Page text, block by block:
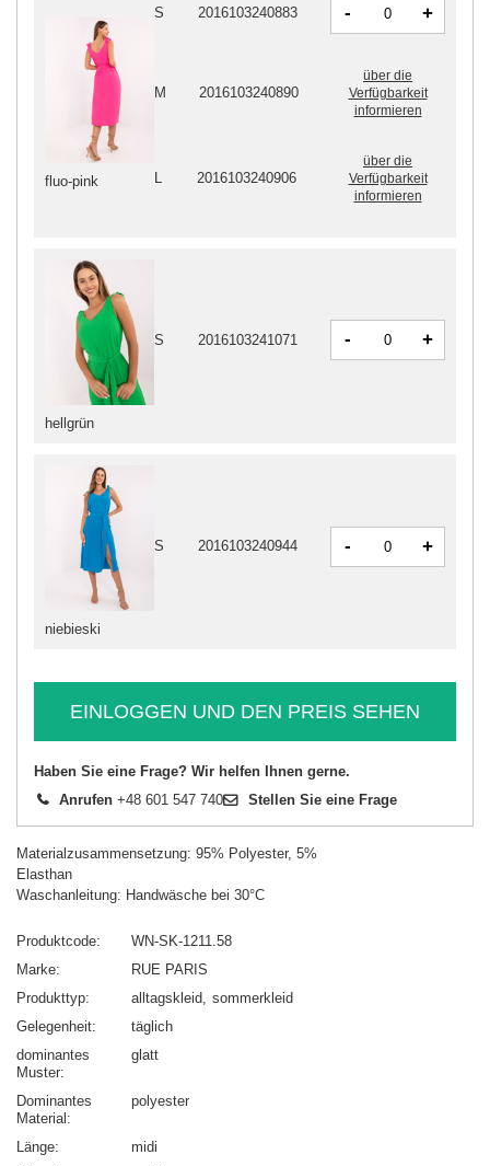
fluo-pink
S 2016103240883 - +
M 2016103240890
über die
Verfügbarkeit
informieren
2016103240906
über die
Verfügbarkeit
informieren
hellgrün
S 2016103241071 - +
niebieski
S 2016103240944 - +
EINLOGGEN UND DEN PREIS SEHEN
Haben Sie eine Frage? Wir helfen Ihnen gerne.
Anrufen +48 601 547 740 Stellen Sie eine Frage
Materialzusammensetzung: 95% Polyester, 5%
Elasthan
Waschanleitung: Handwäsche bei 30°C
Produktcode
WN-SK-1211.58
Marke
RUE PARIS
Produkttyp
alltagskleid
sommerkleid
Gelegenheit
täglich
dominantes
Muster
glatt
Dominantes
Material
polyester
Länge
midi